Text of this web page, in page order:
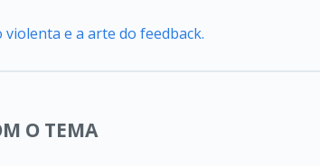
violenta e a arte do feedback.
O TEMA